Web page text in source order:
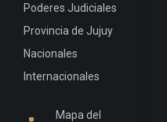
Poderes Judiciales
Provincia de Jujuy
Nacionales
Internacionales
Mapa del